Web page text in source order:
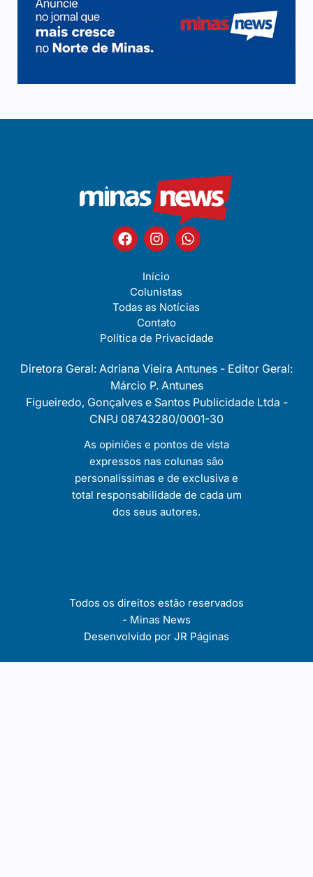
Início
Colunistas
Todas as Notícias
Contato
Política de Privacidade
Diretora Geral: Adriana Vieira Antunes - Editor Geral:
Márcio P. Antunes
Figueiredo, Gonçalves e Santos Publicidade Ltda -
CNPJ 08743280/0001-30
As opiniôes e pontos de vista
expressos nas colunas são
personalíssimas e de exclusiva e
total responsabilidade de cada um
dos seus autores.
Todos os direitos estão reservados
- Minas News
Desenvolvido por JR Páginas